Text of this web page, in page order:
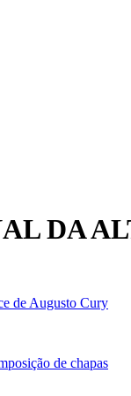
DA
de Augusto Cury
de chapas